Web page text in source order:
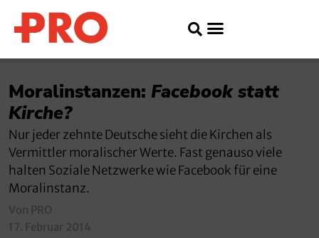
Moralinstanzen: Facebook statt
Kirche?
Nur jeder zehnte Deutsche sieht die Kirchen als
Vermittler moralischer Werte. Fast genauso viele
halten Soziale Netzwerke wie Facebook für eine
Moralinstanz.
Von PRO
17. Februar 2014